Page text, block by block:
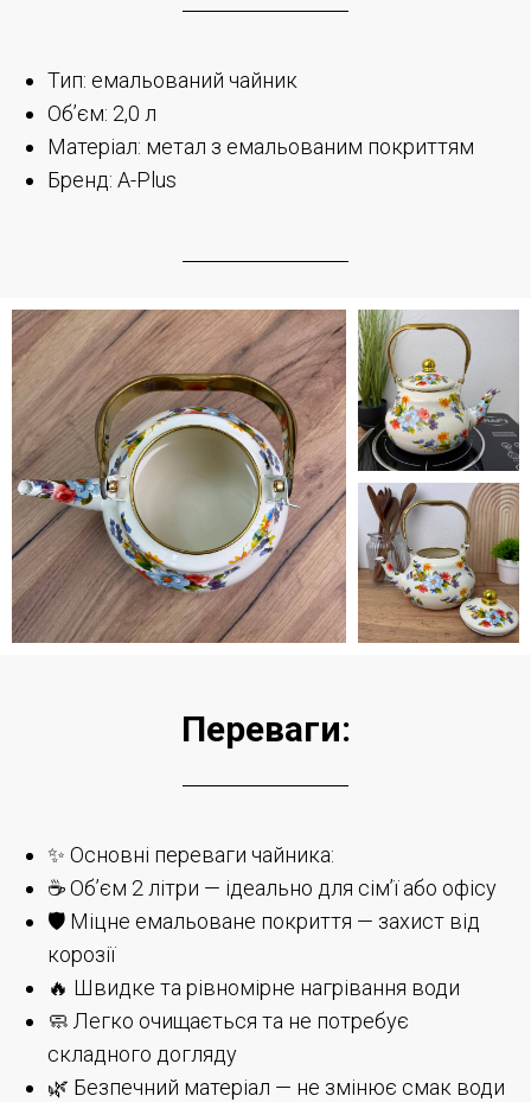
Тип: емальований чайник
Об’єм: 2,0 л
Матеріал: метал з емальованим покриттям
Бренд: A-Plus
Переваги:
✨ Основні переваги чайника:
☕ Об’єм 2 літри — ідеально для сім’ї або офісу
🛡️ Міцне емальоване покриття — захист від
корозії
🔥 Швидке та рівномірне нагрівання води
🧼 Легко очищається та не потребує
складного догляду
🌿 Безпечний матеріал — не змінює смак води